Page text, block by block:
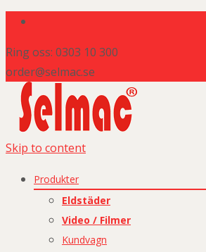
Ring oss: 0303 10 300
order@selmac.se
Skip to content
Produkter
Eldstäder
Video / Filmer
Kundvagn